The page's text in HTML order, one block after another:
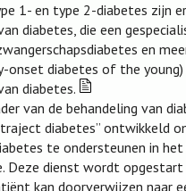
1- en type 2-diabetes zijn
diabetes, die een
en
onset diabetes of the young)
diabetes.
van de behandeling van
diabetes” ontwikkeld
te ondersteunen in het
Deze dienst wordt opgestart
kan doorverwijzen naar